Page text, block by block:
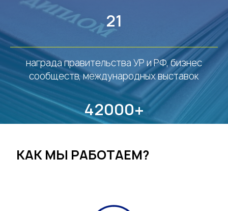
21
награда правительства УР и РФ, бизнес
сообществ, международных выставок
42000+
выданных удостоверений
КАК МЫ РАБОТАЕМ?